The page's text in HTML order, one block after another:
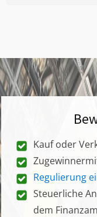
Kauf oder
Regulierung
Steuerliche
dem